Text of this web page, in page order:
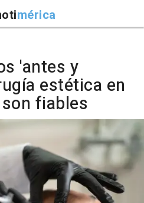
mérica
'antes y
estética en
fiables